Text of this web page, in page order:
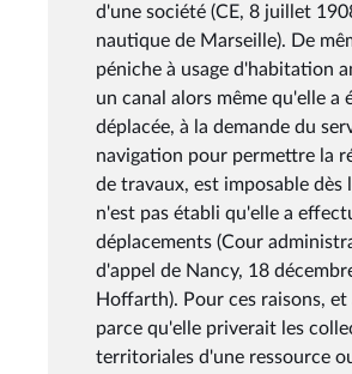
d'une société (CE, 8 juillet
nautique de Marseille). De
péniche à usage d'habitation
un canal alors même qu'elle a
déplacée, à la demande du
navigation pour permettre la
de travaux, est imposable dès
n'est pas établi qu'elle a
déplacements (Cour
d'appel de Nancy, 18
Hoffarth). Pour ces raisons, et
parce qu'elle priverait les
territoriales d'une ressource